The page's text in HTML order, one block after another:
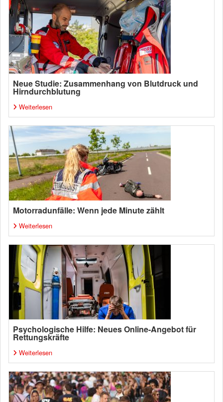
Neue Studie: Zusammenhang von Blutdruck und
Hirndurchblutung
Weiterlesen
Motorradunfälle: Wenn jede Minute zählt
Weiterlesen
Psychologische Hilfe: Neues Online-Angebot für
Rettungskräfte
Weiterlesen